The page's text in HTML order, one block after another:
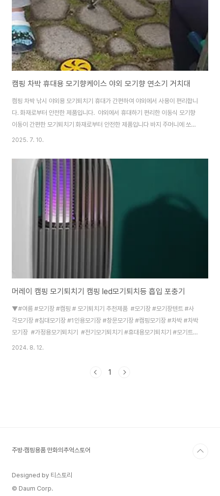
캠핑 차박 휴대용 모기향케이스 야외 모기향 연소기 거치대
캠핑 차박 낚시 야외용 모기퇴치기 휴대가 간편하여 야외에서 사용이 편리합니
다. 화재로부터 안전한 제품입니다. ​ 야외에서 휴대하기 편리한 이동식 모기향
이동이 간편한 모기퇴치기 화재로부터 안전한 제품입니다 바지 주머니에 쏘-
옥 걸어서 사용하세요
휴대용 모기향케이스 캠핑 차박 야외 모기향 거치대 : 만화의추억스토어[만화
의추억스토어] 만화의추억 공식 스토어 생활용품 / IT / 캠핑용품
smartstore.naver.com #캠핑용품 #백패킹아이템 #야외모기퇴치 #들살
이템 #감성캠핑 #모기향케이스 #모기향홀더 #모기향연소기 #모기퇴치템 #
2025. 7. 10.
머레이 캠핑 모기퇴치기 캠핑 led모기퇴치등 흡입 포충기
▼#여름 #모기장 #캠핑 # 모기퇴치기 추천제품 #모기장 #모기장텐트 #사
각모기장 #침대모기장 #1인용모기장 #창문모기장 #캠핑모기장 #차박 #차박
모기장 #가정용모기퇴치기 #전기모기퇴치기 #휴대용모기퇴치기 #모기트랩
#캠핑모기퇴치기 #초파리퇴치기 #가정용포충기 #야외모기퇴치기 머레이
2024. 8. 12.
1
주방·캠핑용품 만화의추억스토어
Designed by 티스토리
© Daum Corp.